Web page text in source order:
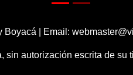
Boyacá | Email:
autorización escrita de su